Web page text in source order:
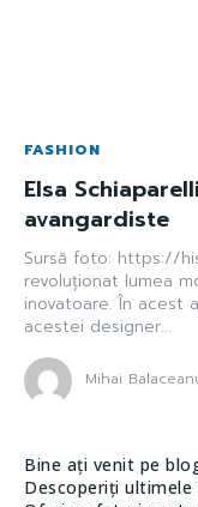
FASHION
Elsa
avangardiste
Sursă foto: https://historia.ro/
revoluționat lumea
inovatoare. În acest
acestei designer...
Mihai
Bine ați venit pe
Descoperiți